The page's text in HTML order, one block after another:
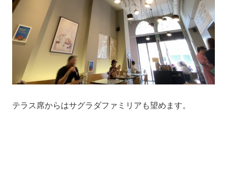
テラス席からはサグラダファミリアも望めます。